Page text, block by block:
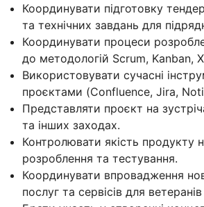
Координувати підготовку
та технічних завдань для
Координувати процеси
до методологій Scrum, Kanban,
Використовувати сучасні
проєктами (Confluence, Jira,
Представляти проєкт на
та інших заходах.
Контролювати якість продукту
розроблення та тестування.
Координувати впровадження
послуг та сервісів для ветеранів